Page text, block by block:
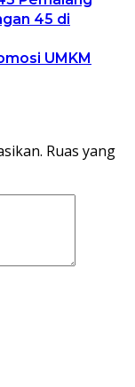
45 di
UMKM
Ruas yang